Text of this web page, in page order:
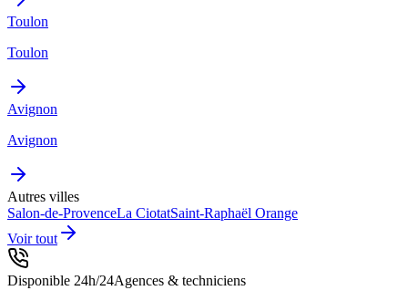
Toulon
Toulon
Avignon
Avignon
Autres villes
Salon-de-ProvenceLa CiotatSaint-Raphaël Orange
Voir tout
Disponible 24h/24Agences & techniciens